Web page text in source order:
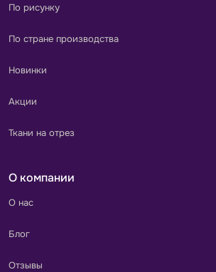
По рисунку
По стране производства
Новинки
Акции
Ткани на отрез
О компании
О нас
Блог
Отзывы